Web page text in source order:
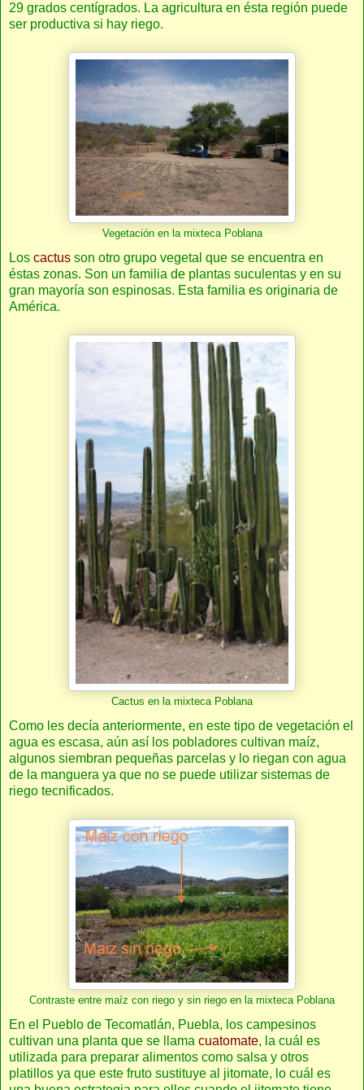
29 grados centígrados. La agricultura en ésta región puede
ser productiva si hay riego.
Vegetación en la mixteca Poblana
Los cactus son otro grupo vegetal que se encuentra en
éstas zonas. Son un familia de plantas suculentas y en su
gran mayoría son espinosas. Esta familia es originaria de
América.
Cactus en la mixteca Poblana
Como les decía anteriormente, en este tipo de vegetación el
agua es escasa, aún así los pobladores cultivan maíz,
algunos siembran pequeñas parcelas y lo riegan con agua
de la manguera ya que no se puede utilizar sistemas de
riego tecnificados.
Contraste entre maíz con riego y sin riego en la mixteca Poblana
En el Pueblo de Tecomatlán, Puebla, los campesinos
cultivan una planta que se llama cuatomate, la cuál es
utilizada para preparar alimentos como salsa y otros
platillos ya que este fruto sustituye al jitomate, lo cuál es